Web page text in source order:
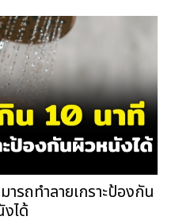
ารถทำลายเกราะป้องกัน
ได้